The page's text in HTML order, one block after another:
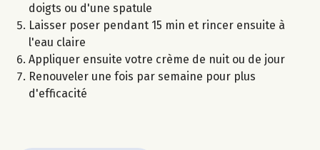
doigts ou d'une spatule
Laisser poser pendant 15 min et rincer ensuite à
l'eau claire
Appliquer ensuite votre crème de nuit ou de jour
Renouveler une fois par semaine pour plus
d'efficacité